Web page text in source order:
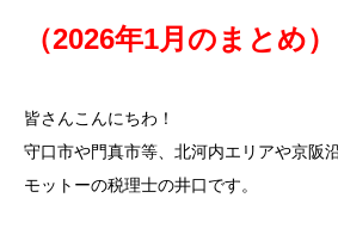
（2026年1月のまとめ）
皆さんこんにちわ！
守口市や門真市等、北河内エリアや京阪
モットーの税理士の井口です。